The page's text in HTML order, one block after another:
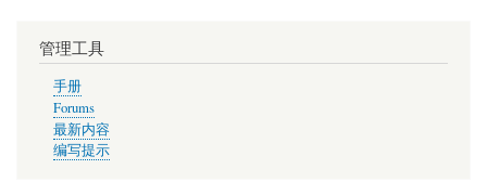
管理工具
手册
Forums
最新内容
编写提示